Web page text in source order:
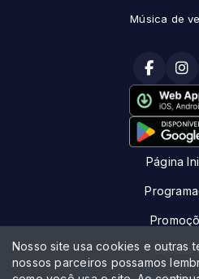
Música de
Página
Nosso site usa cookies e outras
nossos parceiros possamos